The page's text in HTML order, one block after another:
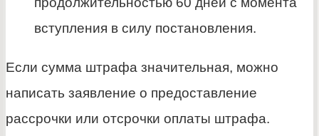
вступления в силу постановления.
Если сумма штрафа значительная, можно
написать заявление о предоставление
рассрочки или отсрочки оплаты штрафа.